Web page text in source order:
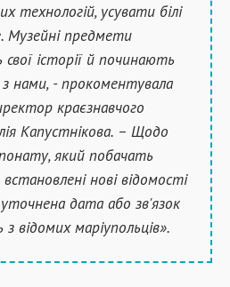
технологій, усувати білі
Музейні предмети
історії й починають
нами, - прокоментувала
краєзнавчого
Капустнікова. – Щодо
який побачать
встановлені нові відомості
дата або зв'язок
відомих маріупольців».